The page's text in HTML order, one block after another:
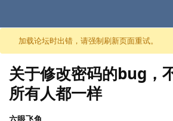
跳至内容
加载论坛时出错，请强制刷新页面重试。
关于修改密码的bug，
所有人都一样